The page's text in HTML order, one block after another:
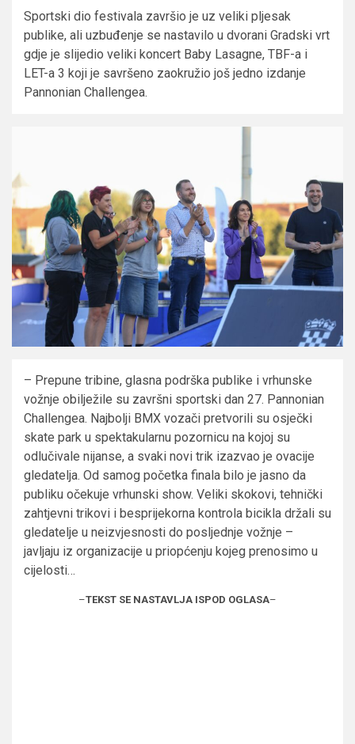
Sportski dio festivala završio je uz veliki pljesak
publike, ali uzbuđenje se nastavilo u dvorani Gradski vrt
gdje je slijedio veliki koncert Baby Lasagne, TBF-a i
LET-a 3 koji je savršeno zaokružio još jedno izdanje
Pannonian Challengea.
– Prepune tribine, glasna podrška publike i vrhunske
vožnje obilježile su završni sportski dan 27. Pannonian
Challengea. Najbolji BMX vozači pretvorili su osječki
skate park u spektakularnu pozornicu na kojoj su
odlučivale nijanse, a svaki novi trik izazvao je ovacije
gledatelja. Od samog početka finala bilo je jasno da
publiku očekuje vrhunski show. Veliki skokovi, tehnički
zahtjevni trikovi i besprijekorna kontrola bicikla držali su
gledatelje u neizvjesnosti do posljednje vožnje –
javljaju iz organizacije u priopćenju kojeg prenosimo u
cijelosti…
–TEKST SE NASTAVLJA ISPOD OGLASA–